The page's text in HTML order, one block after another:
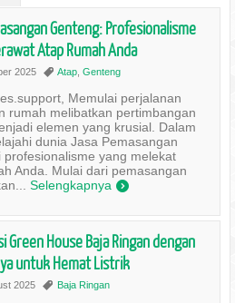
Genteng: Profesionalisme
Atap Rumah Anda
2025 , Atap, Genteng
Memulai perjalanan
rumah melibatkan pertimbangan
elemen yang krusial. Dalam
dunia Jasa Pemasangan
yang melekat
Anda. Mulai dari pemasangan
Selengkapnya )
Green House Baja Ringan dengan
untuk Hemat Listrik
2025 , Baja Ringan